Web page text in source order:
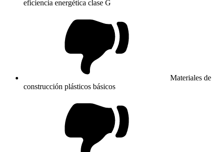
eficiencia energética clase G
Materiales de
construcción plásticos básicos